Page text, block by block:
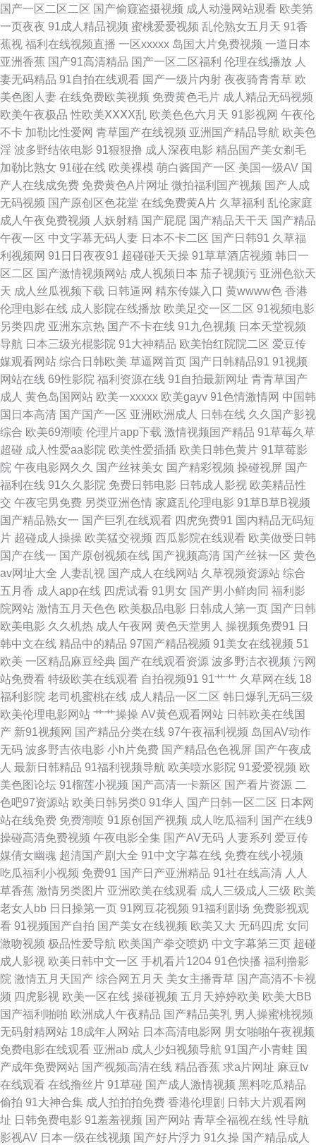
玉足 97资原总站 国产视频观看网站 欧美成人日韩中文 欧美成人午夜精品 视
频在线91 日韩综合色图 婷婷伊人影院 91污秽视频 超碰91最新 精品9热这里
欧美成人六 深夜黄色A片 91刺激小视频 波多野衣A片 国产嫩草影院久久 久
草精品国产系列 色五月视频 一区二区 91久久香蕉超碰 超碰99爱 国产福利区
视频 免费试看av韩国 日本乱视频 午夜天堂福利 91青青视频 AV片在线观看
国产对白清晰 黄色页网站 欧美视频a 四虎影院最新网址 91密桃 超碰五月 黄
色视频网址大全 欧美综合色图91 三级在线网址 影音先锋青青草 91在线看看
成人超碰碰在线 含羞草影视传媒 久久午夜神器 欧美人妖出精汇编 亚洲东方
色图 97在线观看视频 国产精品线路一 精品毛片 欧美无毒在线 五月花社区影
院 在线国产区 AV狼人 国产97资源 韩国AV导航 免费日七视频 日本在线AB
午夜老湿机福利 91社国产精品 肏屄超碰 国产性爱在线 久久影院福利社 欧美
色色资源站 色图dd 亚洲黄色黄色网址 91黑料福利网 超碰在线青草97 国产
精品草草 久久国产精品√√ 日本老熟女HD 香蕉福利网 97超碰碰 成人论坛欧
美日韩 九九月老司机 欧美色性 熟女3P91 亚州综合色网 69探花传媒 av日韩
无码色色 九九国产热 日本伦理 午夜福利视频久草 91成人视频 白丝喷水在线
国产AB高清 极品影视国产精品 青娱福利视频在线 激情视频免费看 欧美日韩
操逼片 瑟瑟五月天 伊人成人婷婷 欧美另内A∨ 91白丝网址 www色五月 国产
成人高清网址 三级av片在线看 草莓视频免费观看 国产青青草精品 久久草香
蕉 日本一本本兔费区 韩国午夜无码av 欧美亚黄色人a片 午夜剧场东京热 91
视频游艇 成人咪咪网 免费三级欧韩 瑟瑟网站 97超鹏资源站 久草福利资源在
线 三级片网卡 91专区在线 成人av色导航 韩国操逼大片 老司机91在线 91视
频在线观看 国内精品一区在线 欧美日韩免费A级 五月婷婷偷拍 91国产白浆
高潮 成人AV男人天堂 久草福利天堂 日本a中文字幕 91大神双飞美女 国产福
利亚洲 青青草国产 影音先锋欧美性爱 99福利社 国产精品欧美二区 欧美另类
色图视频 婷婷依依五月天 午夜精品伦理 超碰日逼网 久热久热 日韩磁力链接
91操黑丝 操逼福利社 黄色网片电影 欧美日韩一色哟哟 午夜tv久久 91免费视
频资源 超碰人人操人人摸 久草香蕉网址 日韩美淫色 尤物91 91新人福利 蜜
桃视频黑料网 色先锋AVAV 91V精品 超碰婷婷 久久国产 日本有码社区 91干
UU 东京热AV综合网 狼人综合成干网 日韩乱论 亚洲中文字幕aw 99热只有
国产内射自拍1 男女色色大全套 色欲一期二期 97热超碰 含羞草AV在 欧美日
韩色情a片 亚洲色图字幕 俺去也五月天 黑料嫩草人人精品 殴美A∨ 亚洲成人
黄色网址 97超碰人人搞 国产日本欧韩视频 日本美女视频 影音先锋三级 av在
国产一区二区二区 国产偷窥盗摄视频 成人动漫网站观看 欧美第
一页夜夜 91成人精品视频 蜜桃爱爱视频 乱伦熟女五月天 91香
蕉视 福利在线视频直播 一区xxxxx 岛国大片免费视频 一道日本
亚洲香蕉 国产91高清精品 国产一区二区福利 伦理在线播放 人
妻无码精品 91自拍在线观看 国产一级片内射 夜夜骑青青草 欧
美色图人妻 在线免费欧美视频 免费黄色毛片 成人精品无码视频
欧美午夜极品 性欧美ⅩⅩⅩⅩ乱 欧美色色六月天 91影视网 午夜伦
不卡 加勒比性爱网 青草国产在线视频 亚洲国产精品导航 欧美色
淫 波多野结依电影 91狠狠撸 成人深夜电影 精品国产美女剃毛
加勒比熟女 91碰在线 欧美裸模 萌白酱国产一区 美国一级AV 国
产人在线成免费 免费黄色A片网址 微拍福利国产视频 国产人成
无码视频 国产原创区色花堂 在线免费黄A片 久草福利 乱伦家庭
成人午夜免费视频 人妖射精 国产屁屁 国产精品天干天 国产精品
午夜一区 中文字幕无码人妻 日本不卡二区 国产日韩91 久草福
利视频网 91日日夜夜91 超碰碰天天操 91草草酒店视频 韩日一
区二区 国产激情视频网站 成人视频日本 茄子视频污 亚洲色欲天
天 成人丝瓜视频下载 日韩逼网 精东传媒入口 黄wwww色 香港
伦理电影在线 成人影院在线播放 欧美足交一区二区 91视频电影
另类四虎 亚洲东京热 国产不卡在线 91九色视频 日本天堂视频
导航 日本三级光棍影院 91大神精品 欧美怡红院院二区 爱豆传
媒观看网站 综合日韩欧美 草逼网首页 国产日韩精品91 91视频
网站在线 69性影院 福利资源在线 91自拍最新网址 青青草国产
成人 黄色岛国网站 欧美一xxxxx 欧美gayv 91色情激情网 中国韩
国日本高清 国产国产一区 亚洲欧洲成人 日韩在线 久久国产影视
综合 欧美69潮喷 伦理片app下载 激情视频国产精品 91草莓久草
超碰 成人性爱aa影院 欧美性爱插插 欧美日韩色黄片 91草莓影
院 午夜电影网久久 国产丝袜美女 国产精彩视频 操碰视屏 国产
福利在线 91久久影院 免费日韩电影 日韩成人影视 欧美精品性
交 午夜宅男免费 另类亚洲色情 家庭乱伦理电影 91草B草B视频
国产精品熟女一 国产巨乳在线观看 四虎免费91 国内精品无码短
片 超碰成人操操 欧美猛交视频 西瓜影院在线观看 欧美做受日韩
国产在线一 国产原创视频在线 国产视频高清 国产丝袜一区 黄色
av网址大全 人妻乱视 国产成人在线网站 久草视频资源站 综合
五月香 成人app在线 四虎试看 91男女 国产男小鲜肉同 福利影
院网站 激情五月天色色 欧美极品电影 日韩成人第一页 国产日韩
欧美电影 久久机热 成人午夜网 黄色天堂男人 操视频免费91 日
韩中文在线 精品中的精品 97国产精品视频 91美女在线视频 51
欧美 一区精品麻豆经典 国产在线观看资源 波多野洁衣视频 污网
站免费看 特级欧美在线观看 自拍视频91 91艹艹 久草网在线 18
福利影院 老司机蜜桃在线 成人精品一区二区 韩日爆乳无码三级
欧美伦理电影网站 艹艹操操 AV黄色观看网站 日韩欧美在线国
产 新91视频网 国产精品分类在线 97午夜福利视频 岛国AV动作
无码 波多野吉依电影 小h片免费 国产精品色色视屏 国产午夜成
人 最新日韩精品 91福利视频导航 欧美喷水影院 91爱爱视频 欧
美色图论坛 91榴莲小视频 国产高清一卡新区 国产看片资源 二
色吧97资源站 欧美日韩另类0 91华人 国产日韩一区二区 日本网
站在线免费 免费潮喷 91原创国产视频 成人吃瓜福利 国产在线9
操碰高清免费视频 午夜电影全集 国产AV无码 人妻系列 爱豆传
媒倩女幽魂 超清国产剧大全 91中文字幕在线 免费在线小视频
吃瓜福利小视频 免费91 国产日产亚洲精品 91社在线高清 人人
草香蕉 激情另类图片 亚洲欧美在线观看 成人三级成人三级 欧美
老女人bb 日日操第一页 91网豆花视频 91福利剧场 免费影视观
看 91视频国产自拍 国产美女在线视频 欧美又大 无码四虎 女同
激吻视频 极品性爱导航 欧美国产拳交喷奶 中文字幕第三页 超碰
成人影视 欧美日韩中文一区 手机看片1204 91色快播 福利撸影
院 激情五月天国产 综合网五月天 美女主播青草 国产高清不卡视
频 四虎影视 欧美一区在线 操碰视频 五月天婷婷欧美 欧美大BB
国产福利啪啪 欧洲成人午夜精品 国产精品美乳 男人操蜜桃视频
无码射精网站 18成年人网站 日本高清电影网 男女啪啪午夜视频
免费电影在线观看 亚洲ab 成人少妇视频导航 91国产小青蛙 国
产成年免费网站 国产视频高清在线 精品香蕉 求a片网址 麻豆tv
在线观看 在线撸丝片 91草碰 国产成人激情视频 黑料吃瓜精品
偷拍 91大神合集 成人拍拍拍免费 香港伦理剧 日韩大片观看网
址 日韩免费电影 91羞羞视频 国产网站 青草全福视在线 性导航
影视AV 日本一级在线视频 国产好片浮力 91久操 国产精品成人